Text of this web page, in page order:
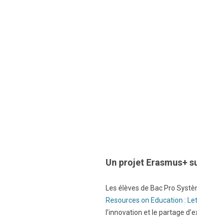
Un projet Erasmus+
Les élèves de Bac Pro
Resources on Education :
l’innovation et le partage